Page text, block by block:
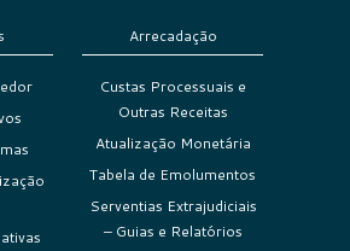
Arrecadação
Custas Processuais e
Outras Receitas
Atualização Monetária
Tabela de Emolumentos
Serventias Extrajudiciais
– Guias e Relatórios